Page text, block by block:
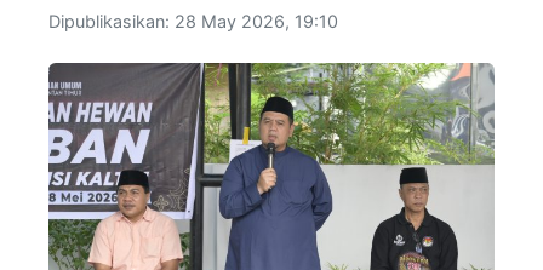
Dipublikasikan: 28 May 2026, 19:10